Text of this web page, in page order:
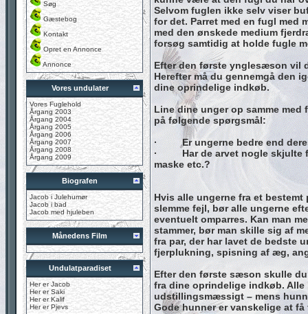
Søg
Gæstebog
Kontakt
Opret en Annonce
Annonce
Vores undulater
Vores Fuglehold
Årgang 2003
Årgang 2004
Årgang 2005
Årgang 2006
Årgang 2007
Årgang 2008
Årgang 2009
Biografen
Jacob i Julehumør
Jacob i bad
Jacob med hjuleben
Månedens Film
Undulatparadiset
Her er Jacob
Her er Saki
Her er Kalif
Her er Pjevs
Selvom fuglen ikke selv viser
for det. Parret med en fugl med
med den ønskede medium
forsøg samtidig at holde fugle
Efter den første ynglesæson vil
Herefter må du gennemgå den
dine oprindelige indkøb.
Line dine unger op samme
på følgende spørgsmål:
· Er ungerne bedre end
· Har de arvet nogle skjulte
maske etc.?
Hvis alle ungerne fra et
slemme fejl, bør alle ungerne
eventuelt omparres. Kan man
stammer, bør man skille sig af
fra par, der har lavet de bedste
fjerplukning, spisning af æg,
Efter den første sæson skulle
fra dine oprindelige indkøb.
udstillingsmæssigt – mens
Gode hunner er vanskelige at